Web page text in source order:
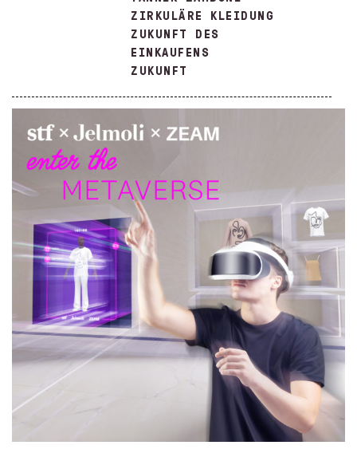
ZIRKULÄRE KLEIDUNG
ZUKUNFT DES
EINKAUFENS
ZUKUNFT